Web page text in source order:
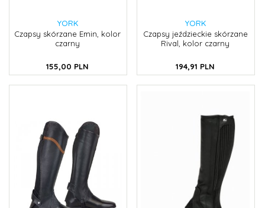
YORK
Czapsy skórzane Emin, kolor
czarny
155,00 PLN
YORK
Czapsy jeździeckie skórzane
Rival, kolor czarny
194,91 PLN